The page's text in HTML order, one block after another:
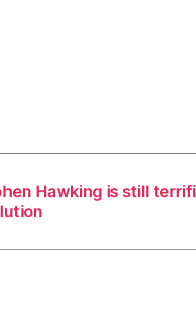
Hawking is still